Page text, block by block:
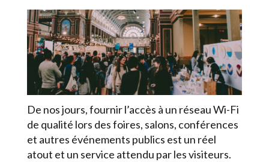
De nos jours, fournir l’accès à un réseau Wi-Fi
de qualité lors des foires, salons, conférences
et autres événements publics est un réel
atout et un service attendu par les visiteurs.